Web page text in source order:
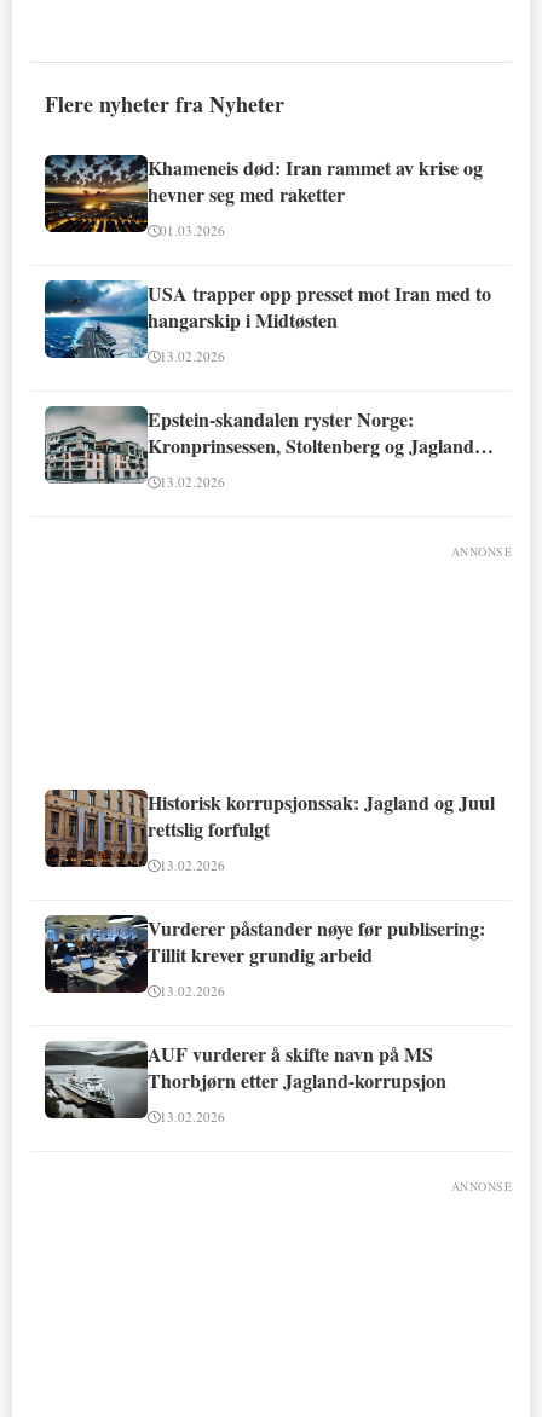
Flere nyheter fra Nyheter
Khameneis død: Iran rammet av krise og
hevner seg med raketter
01.03.2026
USA trapper opp presset mot Iran med to
hangarskip i Midtøsten
13.02.2026
Epstein-skandalen ryster Norge:
Kronprinsessen, Stoltenberg og Jagland
involvert
13.02.2026
ANNONSE
Historisk korrupsjonssak: Jagland og Juul
rettslig forfulgt
13.02.2026
Vurderer påstander nøye før publisering:
Tillit krever grundig arbeid
13.02.2026
AUF vurderer å skifte navn på MS
Thorbjørn etter Jagland-korrupsjon
13.02.2026
ANNONSE